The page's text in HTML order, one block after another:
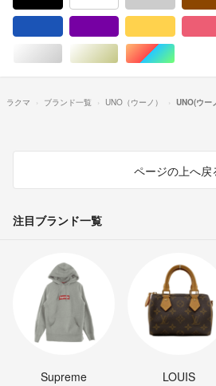
シルバー/銀色系ゴールド/金色系マルチカ
ラクマ ブランド一覧 UNO（ウーノ） UNO(ウー
ページの上へ戻
注目ブランド一覧
Supreme
LOUIS